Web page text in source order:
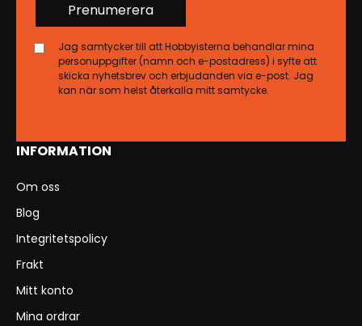
INFORMATION
Om oss
Blog
Integritetspolicy
Frakt
Mitt konto
Mina ordrar
Prenumerera
Jag samtycker till att Hobbyisterna behandlar mina
personuppgifter (namn och e-postadress) i syfte att
skicka nyhetsbrev och erbjudanden via e-post. Jag
kan när som helst återkalla mitt samtycke.